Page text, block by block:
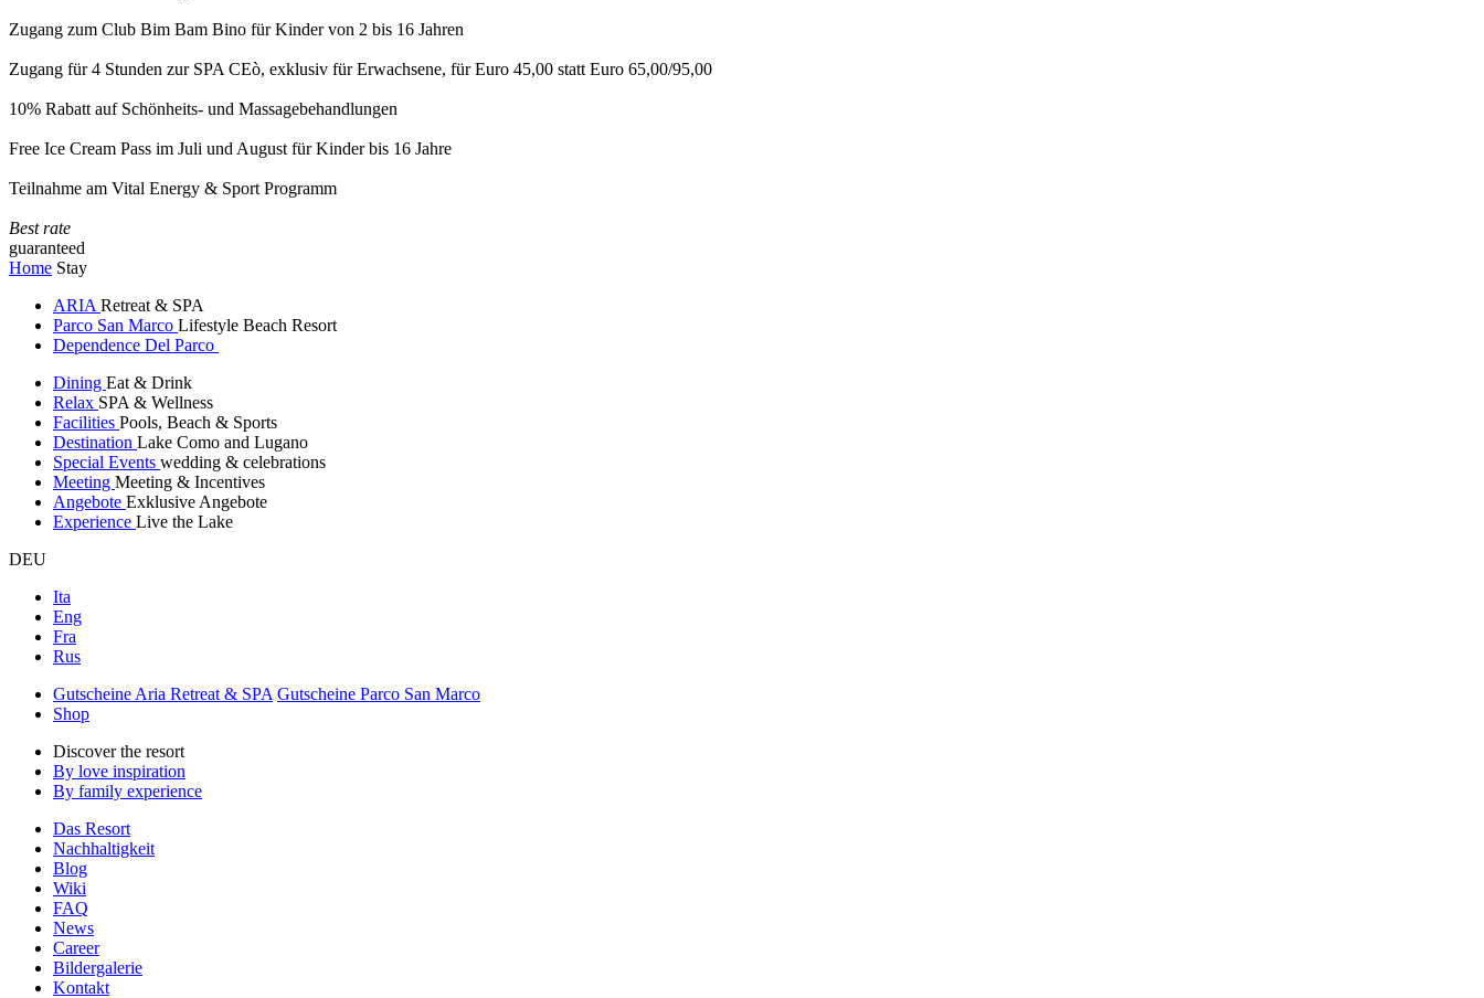
Zugang zum Club Bim Bam Bino für Kinder von 2 bis 16 Jahren
Zugang für 4 Stunden zur SPA CEò, exklusiv für Erwachsene, für Euro 45,00 statt Euro 65,00/95,00
10% Rabatt auf Schönheits- und Massagebehandlungen
Free Ice Cream Pass im Juli und August für Kinder bis 16 Jahre
Teilnahme am Vital Energy & Sport Programm
Best rate
guaranteed
Home Stay
ARIA Retreat & SPA
Parco San Marco Lifestyle Beach Resort
Dependence Del Parco
Dining Eat & Drink
Relax SPA & Wellness
Facilities Pools, Beach & Sports
Destination Lake Como and Lugano
Special Events wedding & celebrations
Meeting Meeting & Incentives
Angebote Exklusive Angebote
Experience Live the Lake
DEU
Ita
Eng
Fra
Rus
Gutscheine Aria Retreat & SPA Gutscheine Parco San Marco
Shop
Discover the resort
By love inspiration
By family experience
Das Resort
Nachhaltigkeit
Blog
Wiki
FAQ
News
Career
Bildergalerie
Kontakt